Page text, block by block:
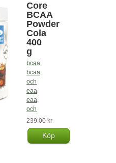
Core
BCAA
Powder
Cola
400
g
bcaa,
bcaa
och
eaa,
eaa,
och
239.00 kr
Köp